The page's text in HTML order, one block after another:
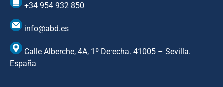
+34 954 932 850
info@abd.es
Calle Alberche, 4A, 1º Derecha. 41005 – Sevilla.
España